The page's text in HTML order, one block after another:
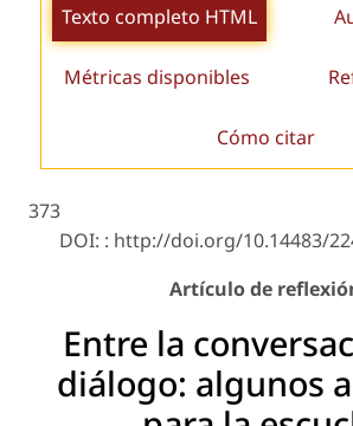
Texto completo HTML
Métricas disponibles
Cómo citar
373
DOI: : http://doi.org/10.14483/
Artículo de
Entre la
diálogo: algunos